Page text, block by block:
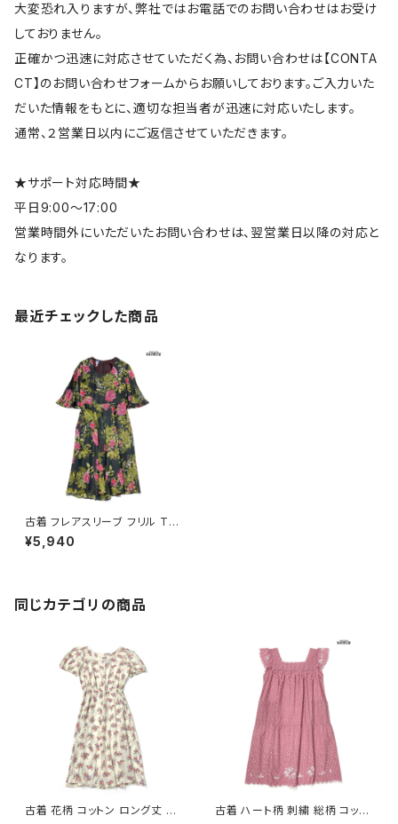
大変恐れ入りますが、弊社ではお電話でのお問い合わせはお受け
しておりません。
正確かつ迅速に対応させていただく為、お問い合わせは【CONTA
CT】のお問い合わせフォームからお願いしております。ご入力いた
だいた情報をもとに、適切な担当者が迅速に対応いたします。
通常、２営業日以内にご返信させていただきます。
★サポート対応時間★
平日9:00～17:00
営業時間外にいただいたお問い合わせは、翌営業日以降の対応と
なります。
最近チェックした商品
古着 フレアスリーブ フリル TAL
ONジップ 花柄 ロング丈 半袖
ワンピース 黒 (otu2402012)
¥5,940
同じカテゴリの商品
古着 花柄 コットン ロング丈 半
古着 ハート柄 刺繍 総柄 コット